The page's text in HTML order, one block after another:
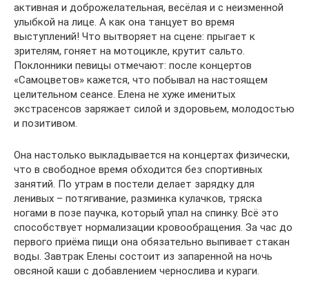
активная и доброжелательная, весёлая и с неизменной
улыбкой на лице. А как она танцует во время
выступлений! Что вытворяет на сцене: прыгает к
зрителям, гоняет на мотоцикле, крутит сальто.
Поклонники певицы отмечают: после концертов
«Самоцветов» кажется, что побывал на настоящем
целительном сеансе. Елена не хуже именитых
экстрасенсов заряжает силой и здоровьем, молодостью
и позитивом.
Она настолько выкладывается на концертах физически,
что в свободное время обходится без спортивных
занятий. По утрам в постели делает зарядку для
ленивых – потягивание, разминка кулачков, тряска
ногами в позе паучка, который упал на спинку. Всё это
способствует нормализации кровообращения. За час до
первого приёма пищи она обязательно выпивает стакан
воды. Завтрак Елены состоит из запаренной на ночь
овсяной каши с добавлением чернослива и кураги.